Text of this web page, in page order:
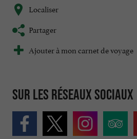
Localiser
Partager
Ajouter à mon carnet de voyage
Sur les réseaux sociaux